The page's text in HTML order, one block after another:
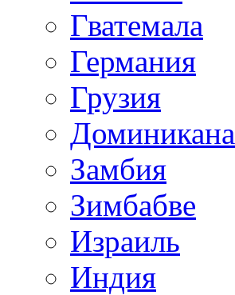
Гватемала
Германия
Грузия
Доминикана
Замбия
Зимбабве
Израиль
Индия